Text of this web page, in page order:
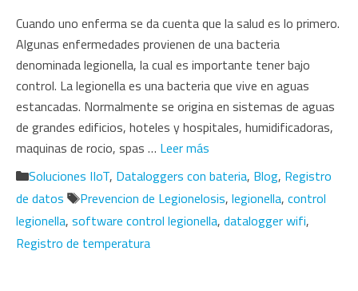
Cuando uno enferma se da cuenta que la salud es lo primero.
Algunas enfermedades provienen de una bacteria
denominada legionella, la cual es importante tener bajo
control. La legionella es una bacteria que vive en aguas
estancadas. Normalmente se origina en sistemas de aguas
de grandes edificios, hoteles y hospitales, humidificadoras,
maquinas de rocio, spas … Leer más
Categorías
Soluciones IIoT, Dataloggers con bateria, Blog, Registro
de datos
Etiquetas
Prevencion de Legionelosis, legionella, control
legionella, software control legionella, datalogger wifi,
Registro de temperatura